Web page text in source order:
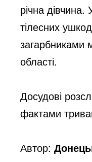
річна дівчина.
тілесних
загарбниками
області.
Досудові
фактами
Автор: